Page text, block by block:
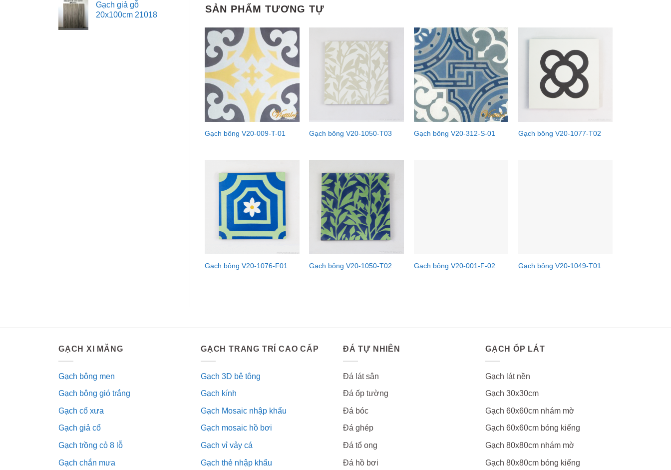
Gạch giả gỗ
20x100cm 21018
SẢN PHẨM TƯƠNG TỰ
Gạch bông V20-009-T-01 Gạch bông V20-1050-T03 Gạch bông V20-312-S-01 Gạch bông V20-1077-T02
Gạch bông V20-1076-F01 Gạch bông V20-1050-T02 Gạch bông V20-001-F-02 Gạch bông V20-1049-T01
GẠCH XI MĂNG
Gạch bông men
Gạch bông gió trắng
Gạch cổ xưa
Gạch giả cổ
Gạch trồng cỏ 8 lỗ
Gạch chắn mưa
GẠCH TRANG TRÍ CAO CẤP
Gạch 3D bê tông
Gạch kính
Gạch Mosaic nhập khẩu
Gạch mosaic hồ bơi
Gạch vỉ vảy cá
Gạch thẻ nhập khẩu
ĐÁ TỰ NHIÊN
Đá lát sân
Đá ốp tường
Đá bóc
Đá ghép
Đá tổ ong
Đá hồ bơi
GẠCH ỐP LÁT
Gạch lát nền
Gạch 30x30cm
Gạch 60x60cm nhám mờ
Gạch 60x60cm bóng kiếng
Gạch 80x80cm nhám mờ
Gạch 80x80cm bóng kiếng